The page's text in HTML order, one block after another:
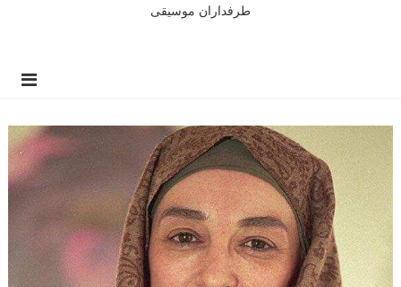
طرفداران موسیقی